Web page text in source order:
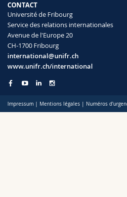
Interfacultaire
Doctorants
Programme des cours
MyUnifr
CONTACT
Université de Fribourg
Service des relations internationales
Avenue de l'Europe 20
CH-1700 Fribourg
international@unifr.ch
www.unifr.ch/international
Impressum | Mentions légales | Numéros